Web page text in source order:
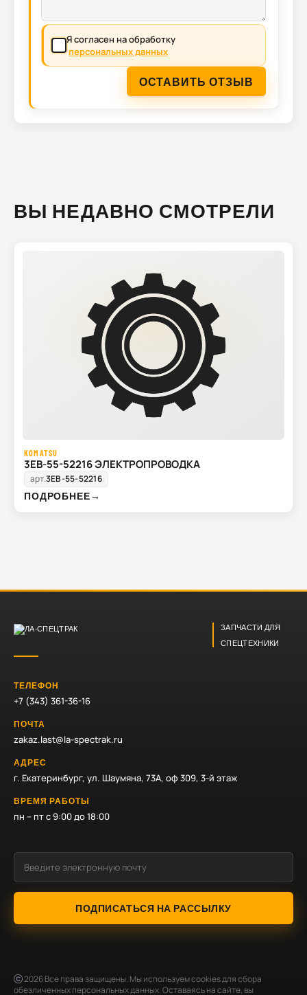
Я согласен на обработку
персональных данных
ОСТАВИТЬ ОТЗЫВ
ВЫ НЕДАВНО СМОТРЕЛИ
KOMATSU
3EB-55-52216 ЭЛЕКТРОПРОВОДКА
арт.3EB-55-52216
ПОДРОБНЕЕ→
ЗАПЧАСТИ ДЛЯ
СПЕЦТЕХНИКИ
ТЕЛЕФОН
+7 (343) 361-36-16
ПОЧТА
zakaz.last@la-spectrak.ru
АДРЕС
г. Екатеринбург, ул. Шаумяна, 73А, оф 309, 3-й этаж
ВРЕМЯ РАБОТЫ
пн – пт с 9:00 до 18:00
ПОДПИСАТЬСЯ НА РАССЫЛКУ
2026Все права защищены. Мы используем cookies для сбора
обезличенных персональных данных. Оставаясь на сайте, вы